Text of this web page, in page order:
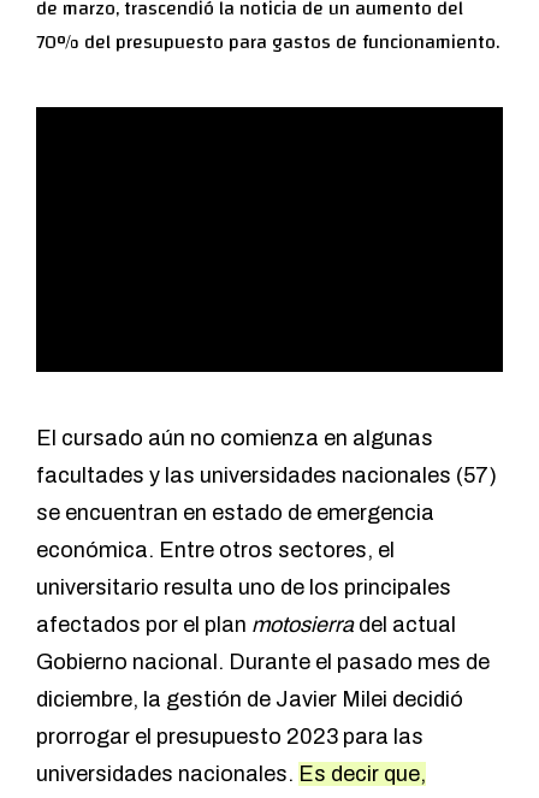
de marzo, trascendió la noticia de un aumento del
70% del presupuesto para gastos de funcionamiento.
El cursado aún no comienza en algunas
facultades y las universidades nacionales (57)
se encuentran en estado de emergencia
económica. Entre otros sectores, el
universitario resulta uno de los principales
afectados por el plan motosierradel actual
Gobierno nacional. Durante el pasado mes de
diciembre, la gestión de Javier Milei decidió
prorrogar el presupuesto 2023 para las
universidades nacionales. Es decir que,